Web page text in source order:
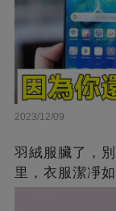
2023/12/09
羽絨服臟了，
里，衣服潔凈